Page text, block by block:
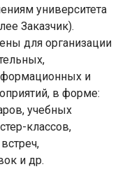
университета
Заказчик).
для организации
и
в форме:
учебных
классов,
и др.